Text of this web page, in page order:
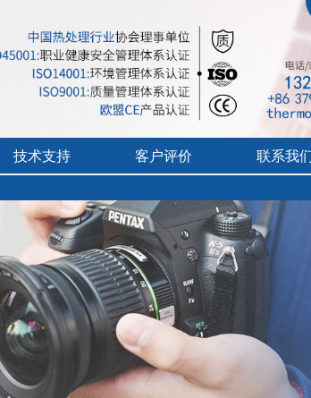
技术支持 客户评价
工业炉客户评价
真空气氛炉客户评价
耐火隔热材料客户评价
烘干箱客户评价
联系我